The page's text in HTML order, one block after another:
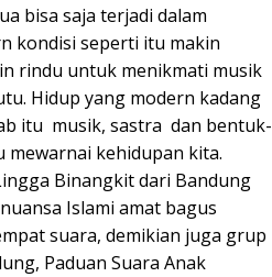
bisa saja terjadi dalam
kondisi seperti itu makin
rindu untuk menikmati musik
Hidup yang modern kadang
itu musik, sastra dan bentuk-
mewarnai kehidupan kita.
Binangkit dari Bandung
Islami amat bagus
suara, demikian juga grup
Paduan Suara Anak